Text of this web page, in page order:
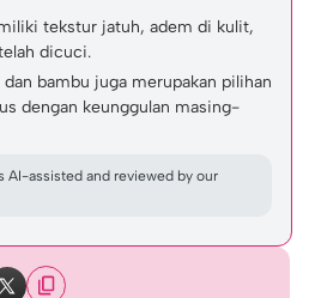
tekstur jatuh, adem di kulit,
dicuci.
bambu juga merupakan pilihan
dengan keunggulan masing-
AI-assisted and reviewed by our